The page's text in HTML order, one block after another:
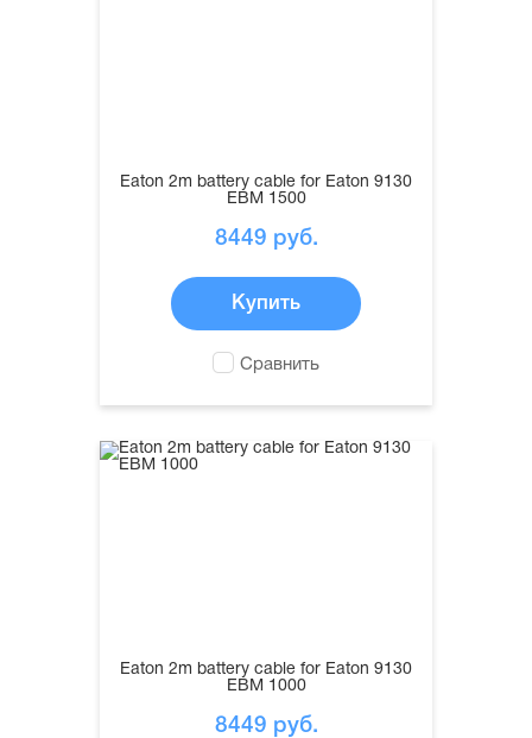
Eaton 2m battery cable for Eaton 9130
EBM 1500
8449 руб.
Купить
Сравнить
Eaton 2m battery cable for Eaton 9130
EBM 1000
8449 руб.